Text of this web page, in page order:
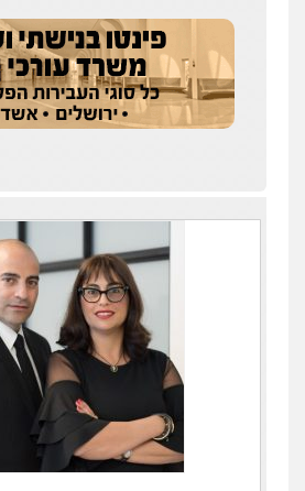
פלילי כלכלי עורכי דין
0525060666
גיא זהבי משרד
פלילי משפחה
503456449
עו"ד איהאב ג'לג'ולי
פלילי מעצרים וחקירות
אסירים